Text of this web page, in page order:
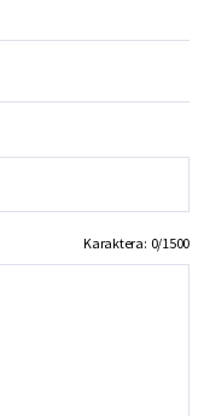
Karaktera: 0/1500